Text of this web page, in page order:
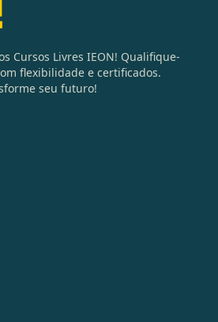
Cursos Livres IEON! Qualifique-
flexibilidade e certificados.
seu futuro!